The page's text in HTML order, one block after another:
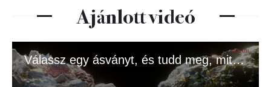
Ajánlott videó
Válassz egy ásványt, és tudd meg, mit üzen az univerzum!